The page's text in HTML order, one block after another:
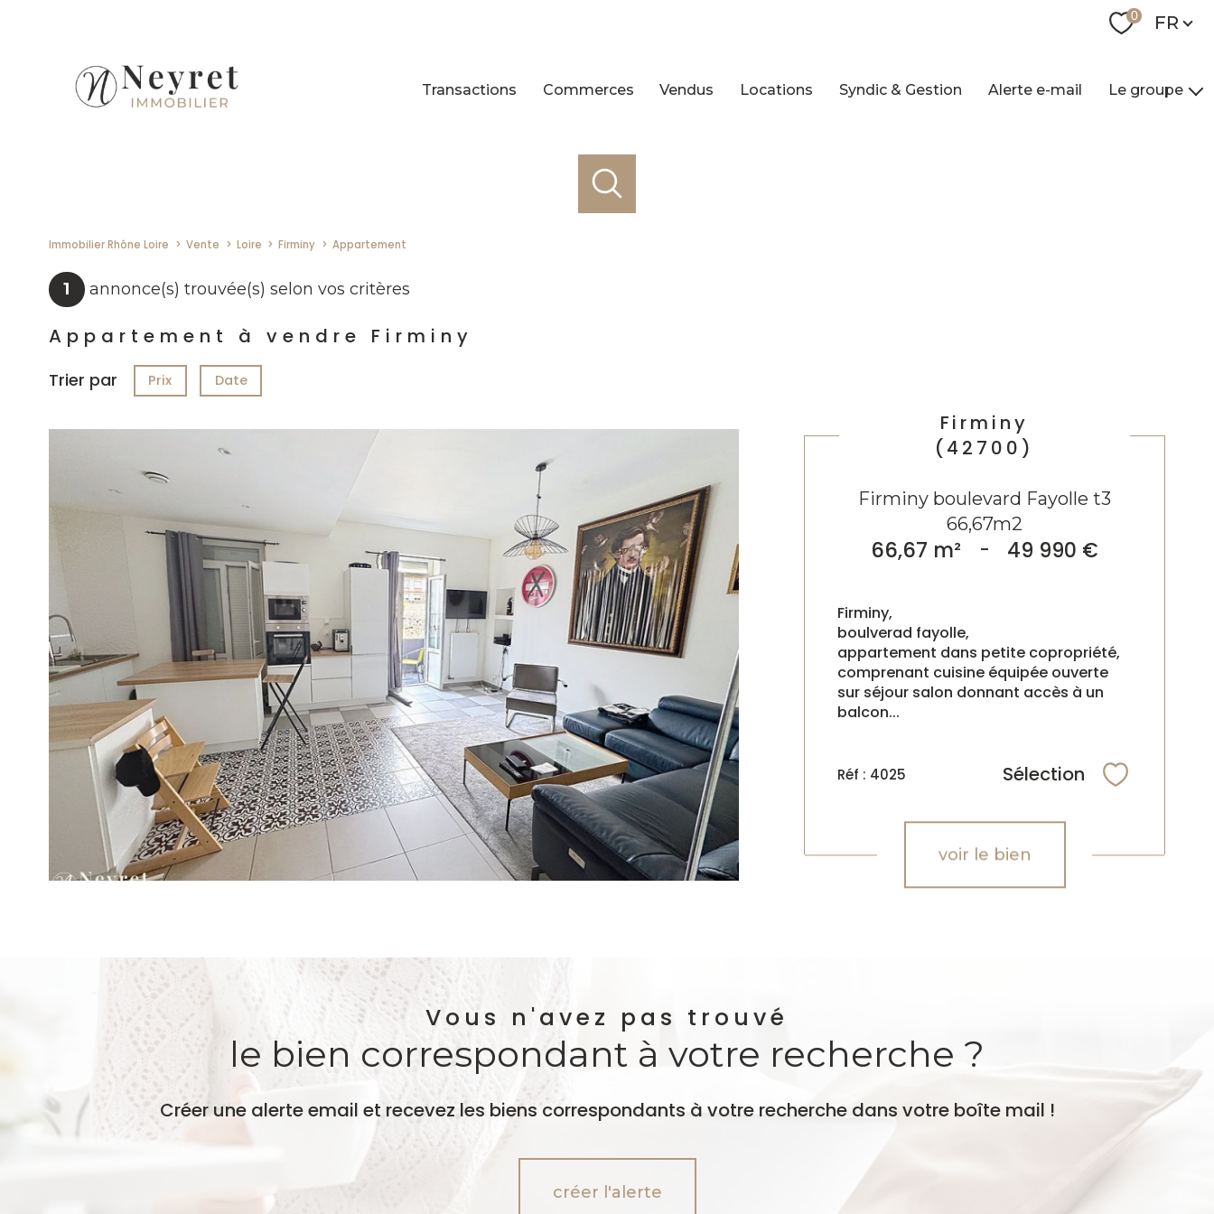
0 Langue
FR
Transactions Commerces Vendus Locations Syndic & Gestion Alerte e-mail Le groupe
Immobilier Rhône Loire Vente Loire Firminy Appartement
1 annonce(s) trouvée(s) selon vos critères
Appartement à vendre Firminy
Trier par Prix Date
Firminy
(42700)
Firminy boulevard Fayolle t3
66,67m2
66,67 m² - 49 990 €
Firminy,
boulverad fayolle,
appartement dans petite copropriété,
comprenant cuisine équipée ouverte
sur séjour salon donnant accès à un
balcon...
Réf : 4025 Sélection
voir le bien
Vous n'avez pas trouvé
le bien correspondant à votre recherche ?
Créer une alerte email et recevez les biens correspondants à votre recherche dans votre boîte mail !
créer l'alerte